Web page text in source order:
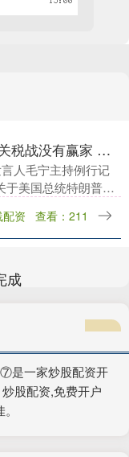
星迈网 外交部：关税战没有赢家 中方坚定维护合法权益
人毛宁主持例行记
于美国总统特朗普在
，称任何与伊朗伊
来的国家，在与美
资 查看：211
成
是一家炒股配资开
股配资,免费开户